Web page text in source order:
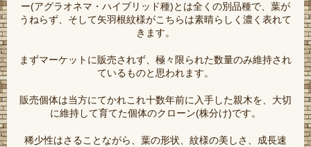
ー(アグラオネマ・ハイブリッド種)とは全くの別品種で、葉が
うねらず、そして矢羽根紋様がこちらは素晴らしく濃く表れて
きます。
まずマーケットに販売されず、極々限られた数量のみ維持され
ているものと思われます。
販売個体は当方にてかれこれ十数年前に入手した親木を、大切
に維持して育てた個体のクローン(株分け)です。
稀少性はさることながら、葉の形状、紋様の美しさ、成長速